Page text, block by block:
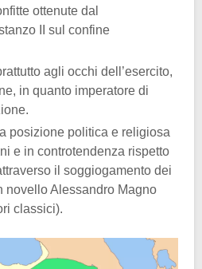
ottenute dal
II sul confine
agli occhi dell’esercito,
in quanto imperatore di
posizione politica e religiosa
e in controtendenza rispetto
il soggiogamento dei
novello Alessandro Magno
classici).